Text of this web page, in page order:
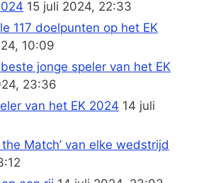
15 juli 2024, 22:33
117 doelpunten op het EK
10:09
jonge speler van het EK
23:36
van het EK 2024 14 juli
the Match’ van elke wedstrijd